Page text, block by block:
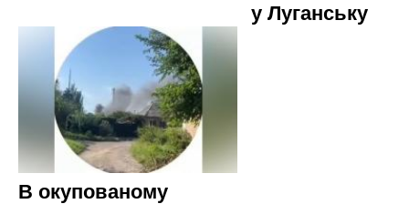
у Луганську
В окупованому